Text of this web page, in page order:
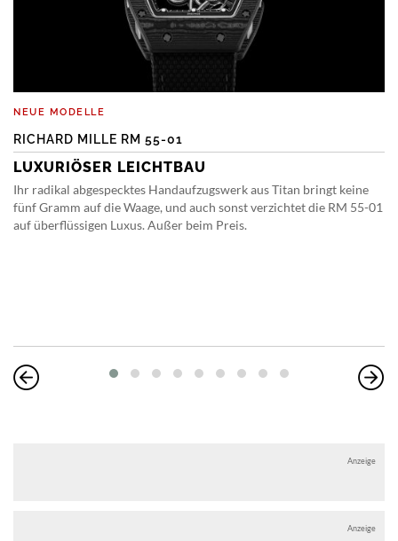
NEUE MODELLE
RICHARD MILLE RM 55-01
LUXURIÖSER LEICHTBAU
Ihr radikal abgespecktes Handaufzugswerk aus Titan bringt keine
fünf Gramm auf die Waage, und auch sonst verzichtet die RM 55-01
auf überflüssigen Luxus. Außer beim Preis.
Anzeige
Anzeige